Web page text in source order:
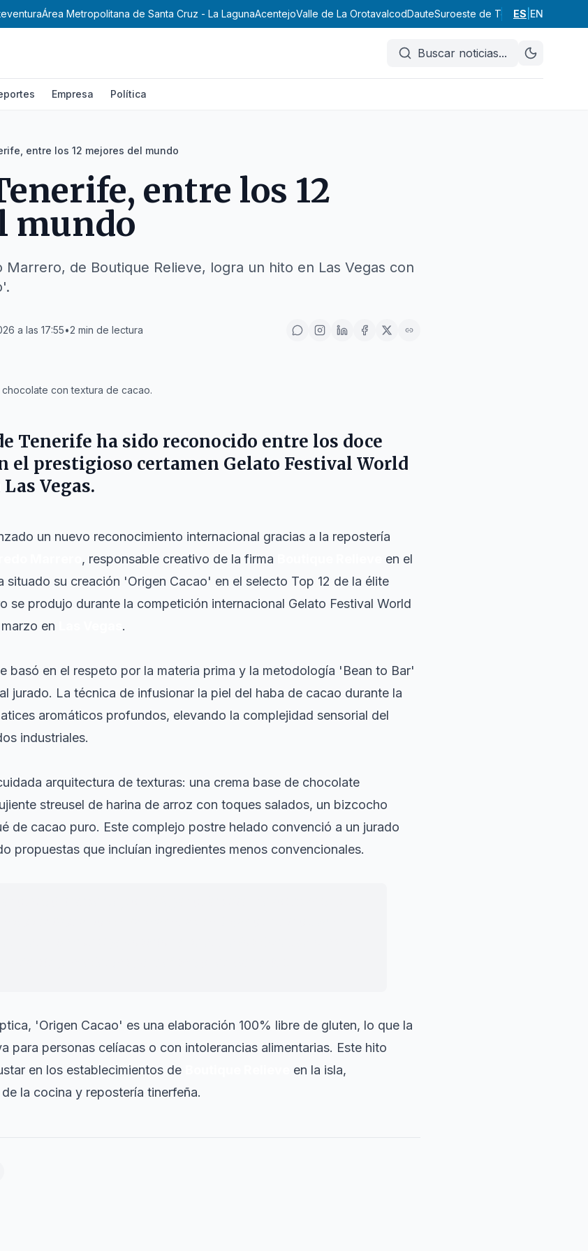
Área Metropolitana de Santa Cruz - La LagunaAcentejoValle de La OrotavaIcodDauteSuroeste de TenerifeAbona
ES EN
Buscar noticias...
Empresa Política
entre los 12 mejores del mundo
entre los 12
mundo
de Boutique Relieve, logra un hito en Las Vegas con
a las 17:55•2 min de lectura
con textura de cacao.
Tenerife ha sido reconocido entre los doce
el prestigioso certamen Gelato Festival World
Vegas.
un nuevo reconocimiento internacional gracias a la repostería
, responsable creativo de la firma
en el
situado su creación 'Origen Cacao' en el selecto Top 12 de la élite
se produjo durante la competición internacional Gelato Festival World
en
.
basó en el respeto por la materia prima y la metodología 'Bean to Bar'
jurado. La técnica de infusionar la piel del haba de cacao durante la
aromáticos profundos, elevando la complejidad sensorial del
industriales.
arquitectura de texturas: una crema base de chocolate
streusel de harina de arroz con toques salados, un bizcocho
de cacao puro. Este complejo postre helado convenció a un jurado
propuestas que incluían ingredientes menos convencionales.
'Origen Cacao' es una elaboración 100% libre de gluten, lo que la
para personas celíacas o con intolerancias alimentarias. Este hito
en los establecimientos de
en la isla,
la cocina y repostería tinerfeña.